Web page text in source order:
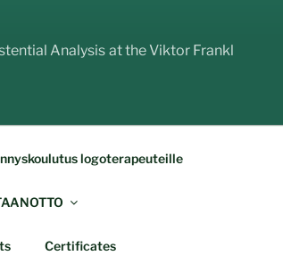
Analysis at the Viktor Frankl
logoterapeuteille
Certificates